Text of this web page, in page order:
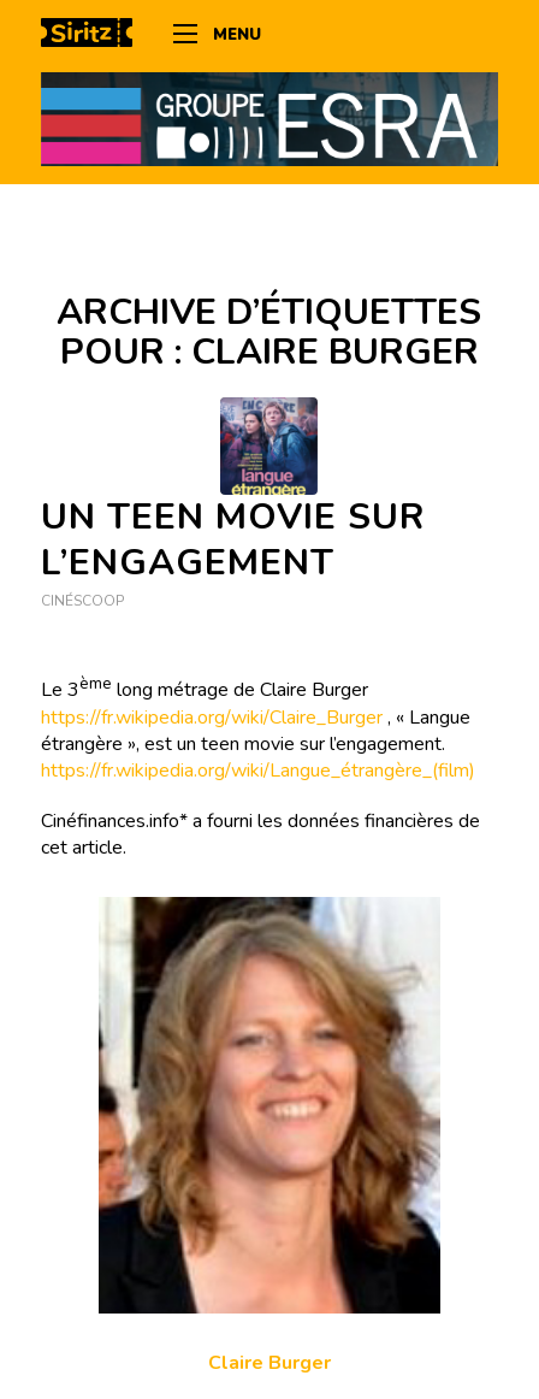
MENU
ARCHIVE D’ÉTIQUETTES
POUR : CLAIRE BURGER
UN TEEN MOVIE SUR
L’ENGAGEMENT
CINÉSCOOP
Le 3ème long métrage de Claire Burger
https://fr.wikipedia.org/wiki/Claire_Burger, « Langue
étrangère », est un teen movie sur l’engagement.
https://fr.wikipedia.org/wiki/Langue_étrangère_(film)
Cinéfinances.info* a fourni les données financières de
cet article.
Claire Burger